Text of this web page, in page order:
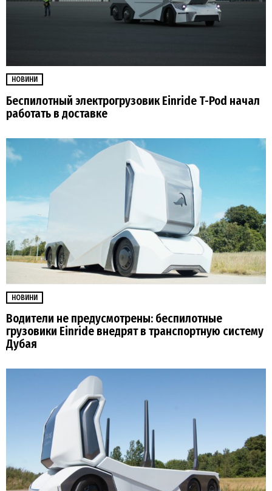
НОВИНИ
Беспилотный электрогрузовик Einride T-Pod начал
работать в доставке
НОВИНИ
Водители не предусмотрены: беспилотные
грузовики Einride внедрят в транспортную систему
Дубая